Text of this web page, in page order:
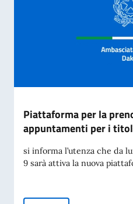
Piattaforma per la
appuntamenti per i
si informa l’utenza che da
9 sarà attiva la nuova